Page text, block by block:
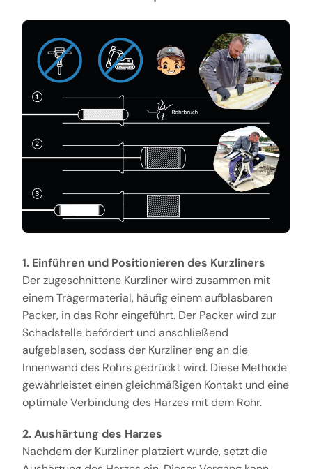
1. Einführen und Positionieren des Kurzliners
Der zugeschnittene Kurzliner wird zusammen mit
einem Trägermaterial, häufig einem aufblasbaren
Packer, in das Rohr eingeführt. Der Packer wird zur
Schadstelle befördert und anschließend
aufgeblasen, sodass der Kurzliner eng an die
Innenwand des Rohrs gedrückt wird. Diese Methode
gewährleistet einen gleichmäßigen Kontakt und eine
optimale Verbindung des Harzes mit dem Rohr.
2. Aushärtung des Harzes
Nachdem der Kurzliner platziert wurde, setzt die